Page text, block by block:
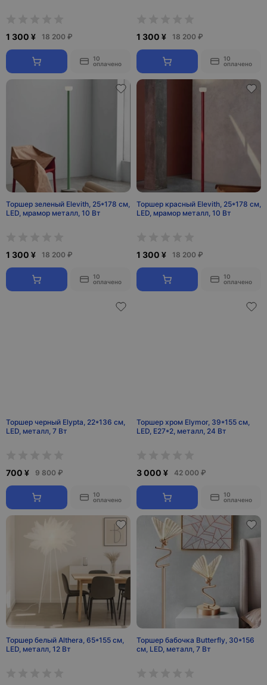
1 300 ¥ 18 200 ₽
10
оплачено
1 300 ¥ 18 200 ₽
10
оплачено
Торшер зеленый Elevith, 25*178 см,
LED, мрамор металл, 10 Вт
1 300 ¥ 18 200 ₽
10
оплачено
Торшер красный Elevith, 25*178 см,
LED, мрамор металл, 10 Вт
1 300 ¥ 18 200 ₽
10
оплачено
Торшер черный Elypta, 22*136 см,
LED, металл, 7 Вт
700 ¥ 9 800 ₽
10
оплачено
Торшер хром Elymor, 39*155 см,
LED, Е27*2, металл, 24 Вт
3 000 ¥ 42 000 ₽
10
оплачено
Торшер белый Althera, 65*155 см,
LED, металл, 12 Вт
Торшер бабочка Butterfly, 30*156
см, LED, металл, 7 Вт